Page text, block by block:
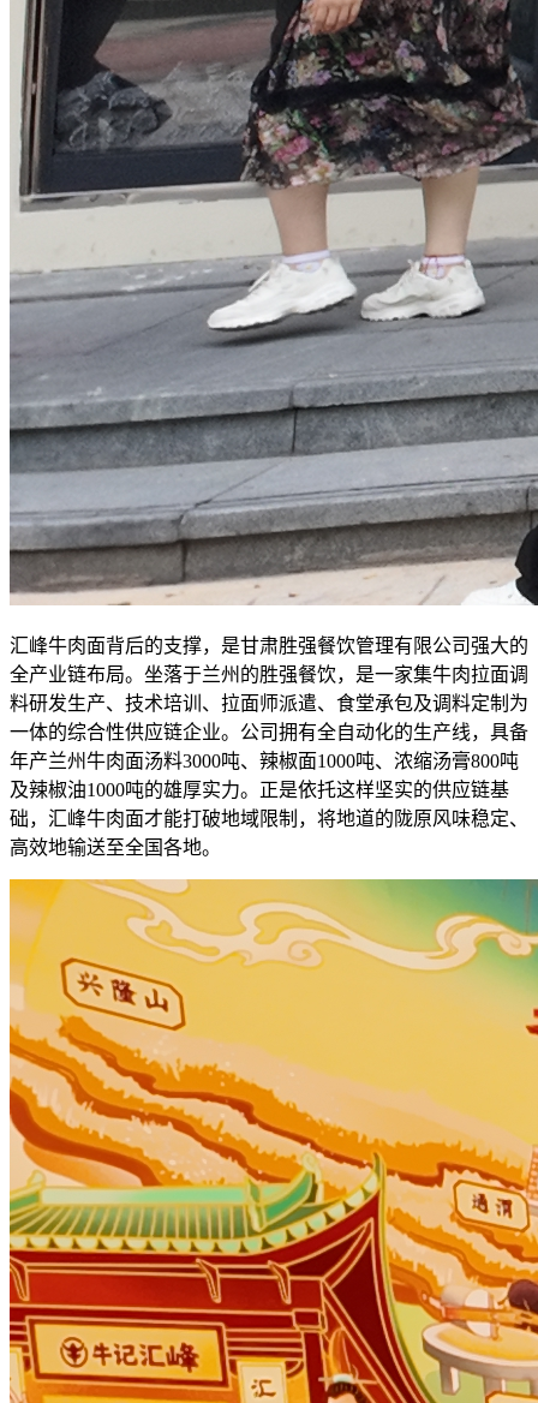
汇峰牛肉面背后的支撑，是甘肃胜强餐饮管理有限公司强大的
全产业链布局。坐落于兰州的胜强餐饮，是一家集牛肉拉面调
料研发生产、技术培训、拉面师派遣、食堂承包及调料定制为
一体的综合性供应链企业。公司拥有全自动化的生产线，具备
年产兰州牛肉面汤料3000吨、辣椒面1000吨、浓缩汤膏800吨
及辣椒油1000吨的雄厚实力。正是依托这样坚实的供应链基
础，汇峰牛肉面才能打破地域限制，将地道的陇原风味稳定、
高效地输送至全国各地。